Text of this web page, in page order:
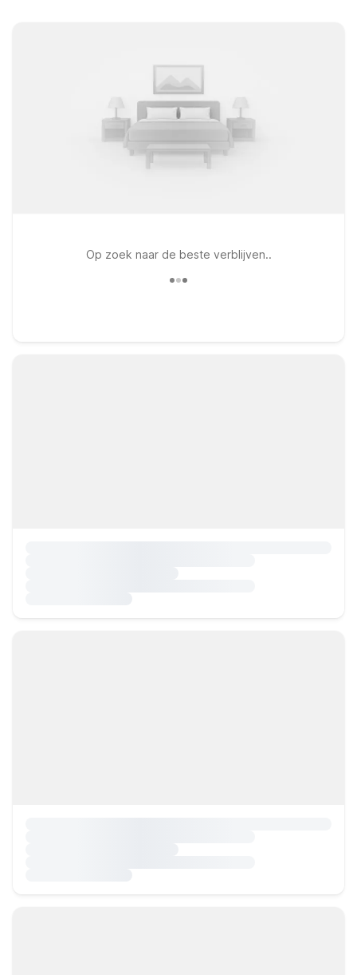
Op zoek naar de beste verblijven..